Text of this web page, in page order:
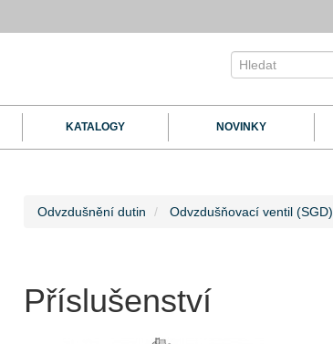
KATALOGY NOVINKY
Odvzdušnění dutin Odvzdušňovací ventil (SGD)
Příslušenství